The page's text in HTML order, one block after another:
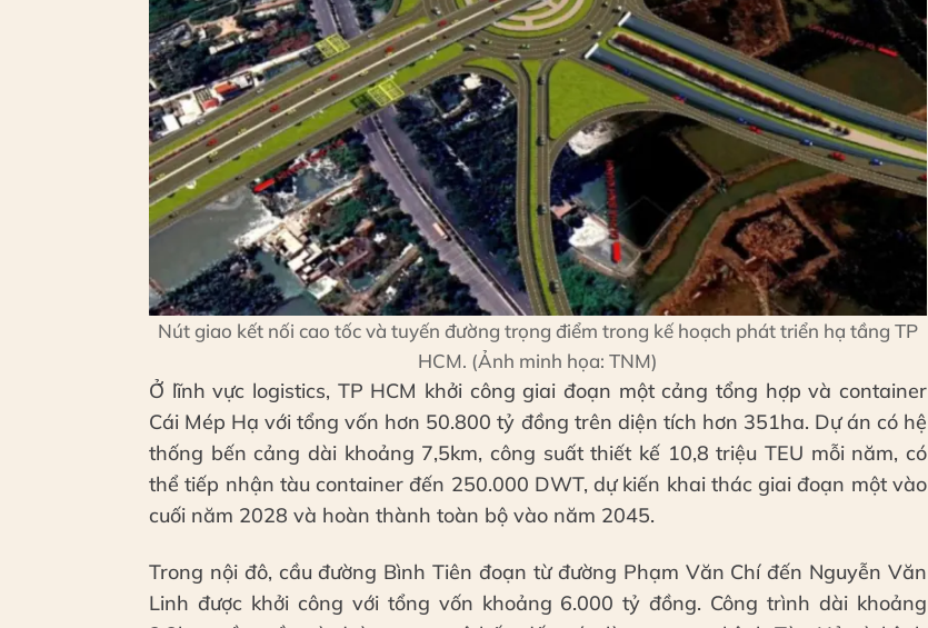
Nút giao kết nối cao tốc và tuyến đường trọng điểm trong kế hoạch phát triển hạ tầng TP
HCM. (Ảnh minh họa: TNM)
Ở lĩnh vực logistics, TP HCM khởi công giai đoạn một cảng tổng hợp và container
Cái Mép Hạ với tổng vốn hơn 50.800 tỷ đồng trên diện tích hơn 351ha. Dự án có hệ
thống bến cảng dài khoảng 7,5km, công suất thiết kế 10,8 triệu TEU mỗi năm, có
thể tiếp nhận tàu container đến 250.000 DWT, dự kiến khai thác giai đoạn một vào
cuối năm 2028 và hoàn thành toàn bộ vào năm 2045.
Trong nội đô, cầu đường Bình Tiên đoạn từ đường Phạm Văn Chí đến Nguyễn Văn
Linh được khởi công với tổng vốn khoảng 6.000 tỷ đồng. Công trình dài khoảng